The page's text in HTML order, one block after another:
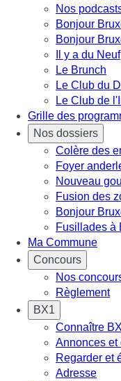
Nos
Bonjour
Bonjour
Il y a du Neuf
Le Brunch
Le Club du
Le Club de
Grille des
Nos dossiers
Colère des
Foyer
Nouveau
Fusion des
Bonjour
Fusillades à
Ma Commune
Concours
Nos
Règlement
BX1
Connaître
Annonces et
Regarder et
Adresse